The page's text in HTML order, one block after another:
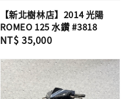
【新北樹林店】2014 光陽
ROMEO 125 水鑽 #3818
Regular
NT$ 35,000